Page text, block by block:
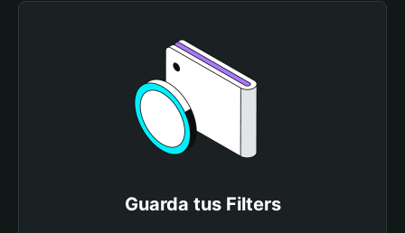
Guarda tus Filters